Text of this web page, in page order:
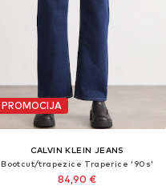
PROMOCIJA
CALVIN KLEIN JEANS
Bootcut/trapezice Traperice '90s'
84,90 €